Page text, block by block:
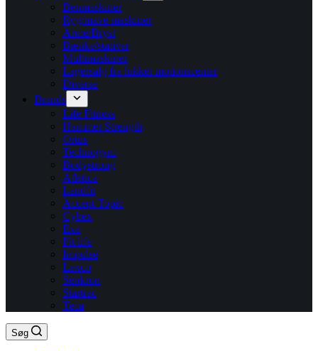
Benmaskiner
Ryg/mave maskiner
Arme/Bryst
Bænke/stativer
Multimaskiner
Lagersalg fra lukket motionscenter
Diverse
Brands
Life Fitness
Hammer Strength
Ortus
Technogym
Bodystrong
Atletica
Landfit
Accept Topic
Cybex
Exe
Fit life
Impulse
Lexco
Senkron
Startrac
Teca
Søg